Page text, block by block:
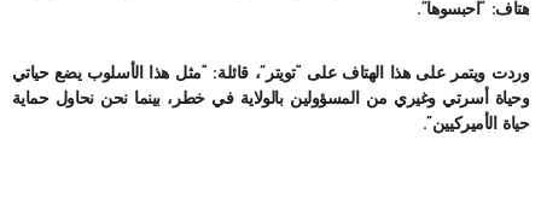
هتاف: “احبسوها”.
وردت ويتمر على هذا الهتاف على “تويتر”، قائلة: “مثل هذا الأسلوب يضع حياتي
وحياة أسرتي وغيري من المسؤولين بالولاية في خطر، بينما نحن نحاول حماية
حياة الأميركيين”.